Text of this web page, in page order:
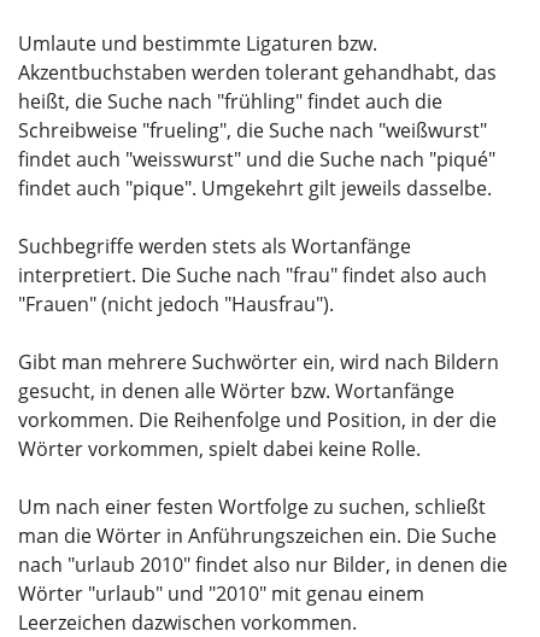
Umlaute und bestimmte Ligaturen bzw.
Akzentbuchstaben werden tolerant gehandhabt, das
heißt, die Suche nach "frühling" findet auch die
Schreibweise "frueling", die Suche nach "weißwurst"
findet auch "weisswurst" und die Suche nach "piqué"
findet auch "pique". Umgekehrt gilt jeweils dasselbe.
Suchbegriffe werden stets als Wortanfänge
interpretiert. Die Suche nach "frau" findet also auch
"Frauen" (nicht jedoch "Hausfrau").
Gibt man mehrere Suchwörter ein, wird nach Bildern
gesucht, in denen alle Wörter bzw. Wortanfänge
vorkommen. Die Reihenfolge und Position, in der die
Wörter vorkommen, spielt dabei keine Rolle.
Um nach einer festen Wortfolge zu suchen, schließt
man die Wörter in Anführungszeichen ein. Die Suche
nach "urlaub 2010" findet also nur Bilder, in denen die
Wörter "urlaub" und "2010" mit genau einem
Leerzeichen dazwischen vorkommen.